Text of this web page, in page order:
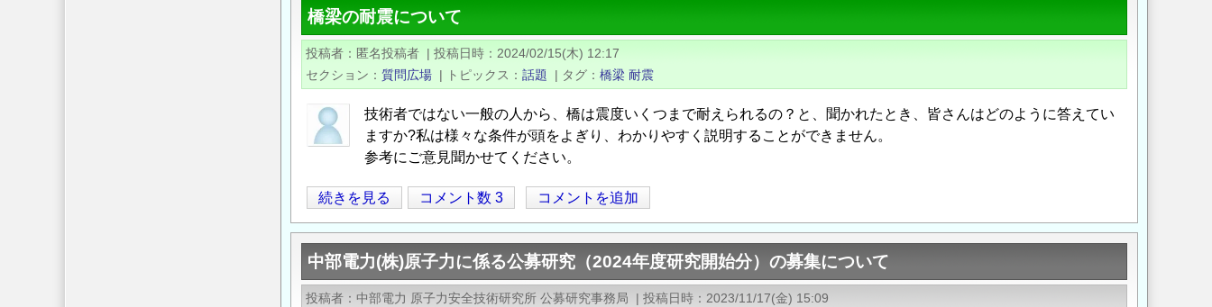
お
願
い
の
鋼
連
2025
年
度
造
研
究・
教
育
橋梁の耐震について
投稿者 匿名投稿者 | 投稿日時
2024/02/15(木) 12:17
セクション
質問広場 | トピックス 話題 | タグ 橋梁 耐震
技術者ではない一般の人から、橋は震度いくつまで耐えられるの？と、聞かれたとき、皆さんはどのように答えてい
ますか?私は様々な条件が頭をよぎり、わかりやすく説明することができません。
参考にご意見聞かせてください。
橋
梁
の
耐
震
続きを見る コメント数 3 コメントを追加
中部電力(株)原子力に係る公募研究（2024年度研究開始分）の募集について
投稿者 中部電力 原子力安全技術研究所 公募研究事務局 | 投稿日時 2023/11/17(金) 15:09